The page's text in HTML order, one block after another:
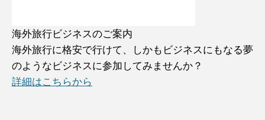
海外旅行ビジネスのご案内
海外旅行に格安で行けて、しかもビジネスにもなる夢
のようなビジネスに参加してみませんか？
詳細はこちらから